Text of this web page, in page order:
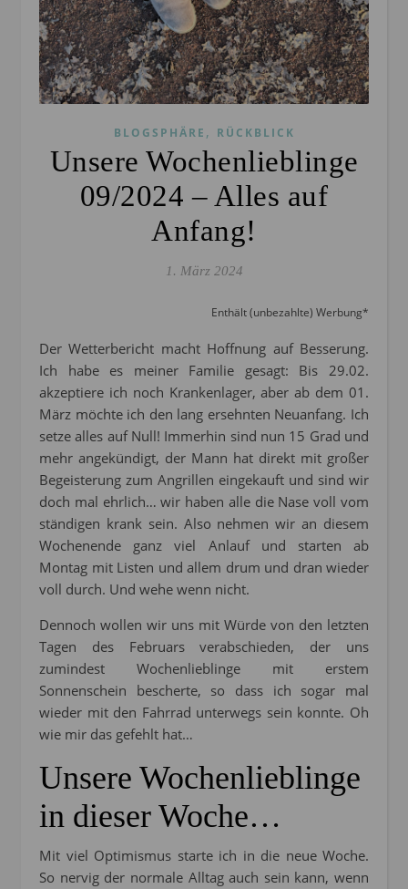
BLOGSPHÄRE , RÜCKBLICK
Unsere Wochenlieblinge
09/2024 – Alles auf
Anfang!
1. März 2024
Enthält (unbezahlte) Werbung*
Der Wetterbericht macht Hoffnung auf Besserung.
Ich habe es meiner Familie gesagt: Bis 29.02.
akzeptiere ich noch Krankenlager, aber ab dem 01.
März möchte ich den lang ersehnten Neuanfang. Ich
setze alles auf Null! Immerhin sind nun 15 Grad und
mehr angekündigt, der Mann hat direkt mit großer
Begeisterung zum Angrillen eingekauft und sind wir
doch mal ehrlich… wir haben alle die Nase voll vom
ständigen krank sein. Also nehmen wir an diesem
Wochenende ganz viel Anlauf und starten ab
Montag mit Listen und allem drum und dran wieder
voll durch. Und wehe wenn nicht.
Dennoch wollen wir uns mit Würde von den letzten
Tagen des Februars verabschieden, der uns
zumindest Wochenlieblinge mit erstem
Sonnenschein bescherte, so dass ich sogar mal
wieder mit den Fahrrad unterwegs sein konnte. Oh
wie mir das gefehlt hat…
Unsere Wochenlieblinge
in dieser Woche…
Mit viel Optimismus starte ich in die neue Woche.
So nervig der normale Alltag auch sein kann, wenn